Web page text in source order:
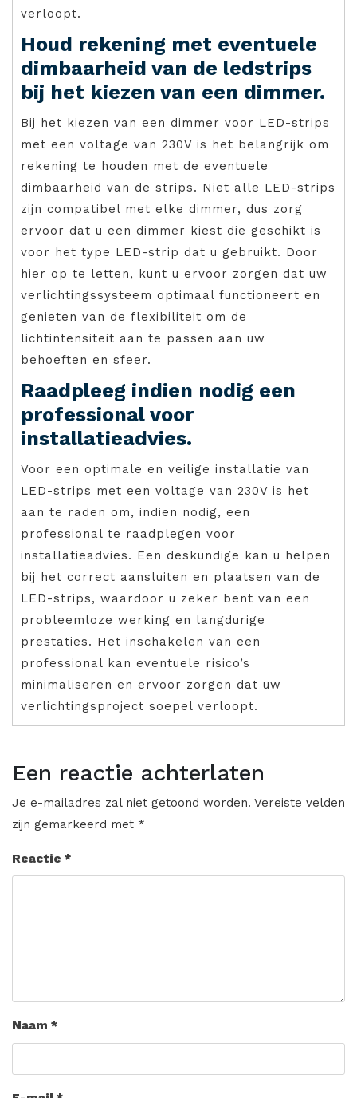
verloopt.
Houd rekening met eventuele
dimbaarheid van de ledstrips
bij het kiezen van een dimmer.
Bij het kiezen van een dimmer voor LED-strips
met een voltage van 230V is het belangrijk om
rekening te houden met de eventuele
dimbaarheid van de strips. Niet alle LED-strips
zijn compatibel met elke dimmer, dus zorg
ervoor dat u een dimmer kiest die geschikt is
voor het type LED-strip dat u gebruikt. Door
hier op te letten, kunt u ervoor zorgen dat uw
verlichtingssysteem optimaal functioneert en
genieten van de flexibiliteit om de
lichtintensiteit aan te passen aan uw
behoeften en sfeer.
Raadpleeg indien nodig een
professional voor
installatieadvies.
Voor een optimale en veilige installatie van
LED-strips met een voltage van 230V is het
aan te raden om, indien nodig, een
professional te raadplegen voor
installatieadvies. Een deskundige kan u helpen
bij het correct aansluiten en plaatsen van de
LED-strips, waardoor u zeker bent van een
probleemloze werking en langdurige
prestaties. Het inschakelen van een
professional kan eventuele risico’s
minimaliseren en ervoor zorgen dat uw
verlichtingsproject soepel verloopt.
Een reactie achterlaten
Je e-mailadres zal niet getoond worden. Vereiste velden
zijn gemarkeerd met *
Reactie *
Naam *